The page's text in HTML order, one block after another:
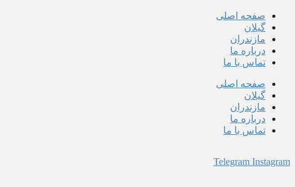
پرش
محتوا
صفحه اصلی
گیلان
مازندران
درباره ما
تماس با ما
صفحه اصلی
گیلان
مازندران
درباره ما
تماس با ما
Telegram Instagram